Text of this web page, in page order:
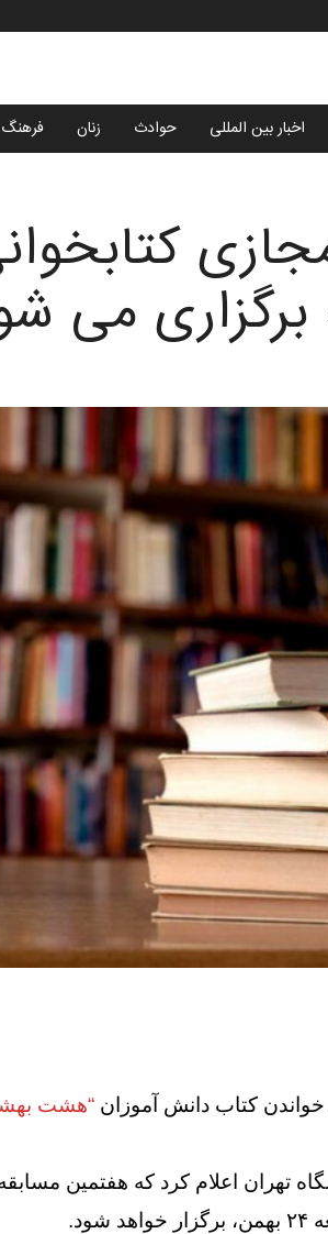
اخبار بین المللی حوادث زنان
می
“هشت
تهران اعلام کرد که هفتمین